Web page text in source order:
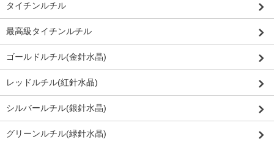
タイチンルチル
最高級タイチンルチル
ゴールドルチル(金針水晶)
レッドルチル(紅針水晶)
シルバールチル(銀針水晶)
グリーンルチル(緑針水晶)